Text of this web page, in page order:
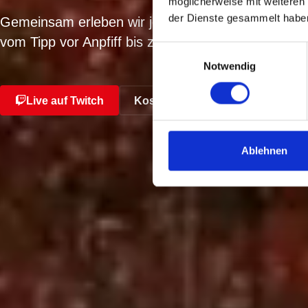
der Dienste gesammelt
Einwilligungsauswahl
Notwendig
Ablehnen
Gemeinsam erleben wir jeden Spieltag des 1. FC
vom Tipp vor Anpfiff bis zur letzten Minute der
Live auf Twitch Kostenlos mittippen